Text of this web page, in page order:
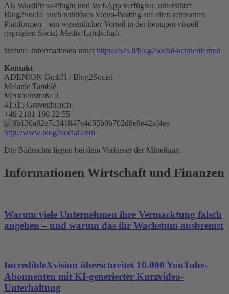
Als WordPress-Plugin und WebApp verfügbar, unterstützt
Blog2Social auch nahtloses Video-Posting auf allen relevanten
Plattformen – ein wesentlicher Vorteil in der heutigen visuell
geprägten Social-Media-Landschaft.
Weitere Informationen unter https://b2s.li/blog2social-kennenlernen
Kontakt
ADENION GmbH / Blog2Social
Melanie Tamblé
Merkatorstraße 2
41515 Grevenbroich
+49 2181 160 22 55
http://www.blog2social.com
Die Bildrechte liegen bei dem Verfasser der Mitteilung.
Informationen Wirtschaft und Finanzen
Warum viele Unternehmen ihre Vermarktung falsch
angehen – und warum das ihr Wachstum ausbremst
IncredibleXvision überschreitet 10.000 YouTube-
Abonnenten mit KI-generierter Kurzvideo-
Unterhaltung